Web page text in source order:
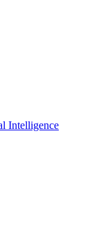
Intelligence